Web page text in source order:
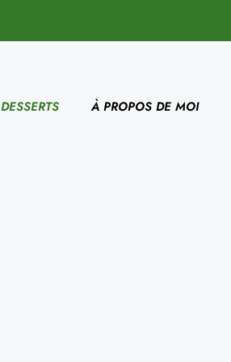
DESSERTS À PROPOS DE MOI